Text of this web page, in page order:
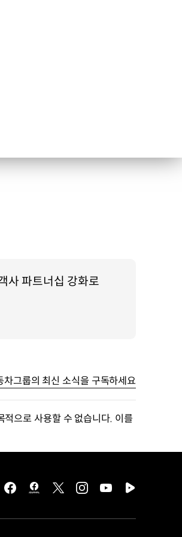
사 파트너십 강화로
차그룹의 최신 소식을 구독하세요
으로 사용할 수 없습니다. 이를
facebook
hmg
facebook
twitterinstagramyoutubenaver